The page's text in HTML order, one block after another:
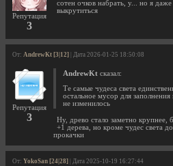
Репутация
3
сотен очков набрать, у... но я
выкрутиться
От: AndrewKt [3|12] | Дата 2026-01-25 18:50:08
Репутация
3
AndrewKt сказал:
Те самые чудеса света
остальное мусор для
не изменилось
Ну, древо стало заметно крупнее,
+1 дерева, но кроме чудес света
прокачки
От: YokoSan [24|28] | Дата 2025-10-19 16:27:44